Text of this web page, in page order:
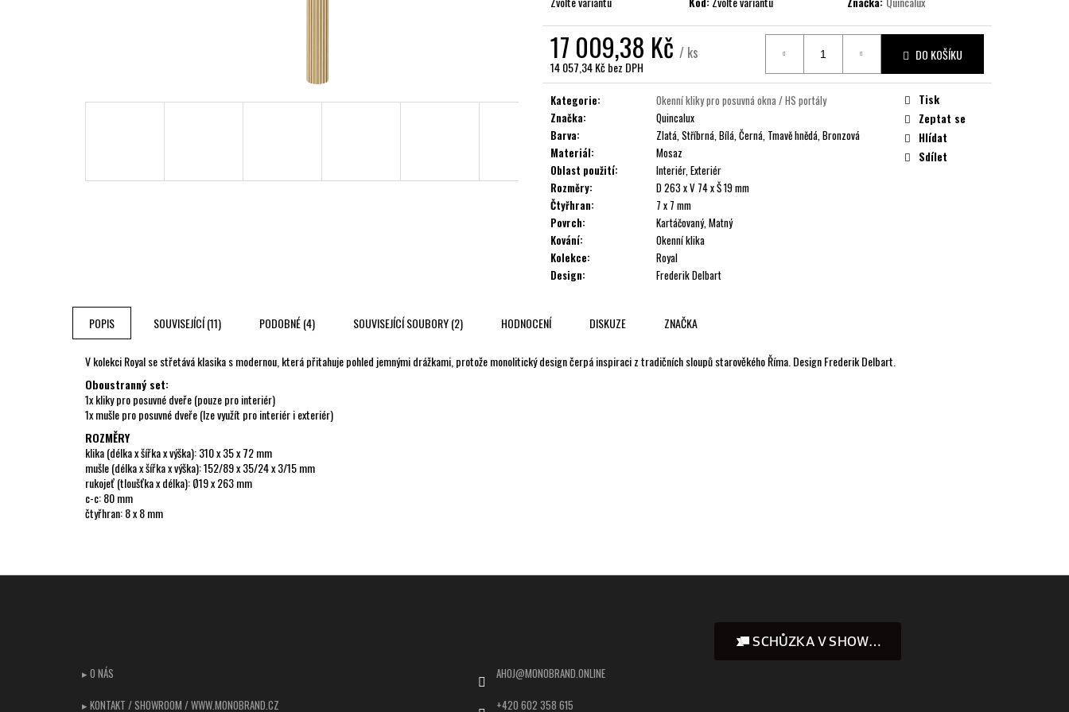
17 009,38 Kč / ks
14 057,34 Kč bez DPH
Měrná
cena:
DO KOŠÍKU
Kategorie:
Okenní kliky pro posuvná okna / HS portály
Značka:
Quincalux
Barva:
Zlatá, Stříbrná, Bílá, Černá, Tmavě hnědá, Bronzová
Materiál:
Mosaz
Oblast použití:
Interiér, Exteriér
Rozměry:
D 263 x V 74 x Š 19 mm
Čtyřhran:
7 x 7 mm
Povrch:
Kartáčovaný, Matný
Kování:
Okenní klika
Kolekce:
Royal
Design: Frederik Delbart
Tisk
Zeptat se
Hlídat
Sdílet
POPIS SOUVISEJÍCÍ (11) PODOBNÉ (4) SOUVISEJÍCÍ SOUBORY (2) HODNOCENÍ DISKUZE ZNAČKA
V kolekci Royal se střetává klasika s modernou, která přitahuje pohled jemnými drážkami, protože monolitický design čerpá inspiraci z tradičních sloupů starověkého Říma. Design Frederik Delbart.
Oboustranný set:
1x kliky pro posuvné dveře (pouze pro interiér)
1x mušle pro posuvné dveře (lze využít pro interiér i exteriér)
ROZMĚRY
klika (délka x šířka x výška): 310 x 35 x 72 mm
mušle (délka x šířka x výška): 152/89 x 35/24 x 3/15 mm
rukojeť (tloušťka x délka): Ø19 x 263 mm
c-c: 80 mm
čtyřhran: 8 x 8 mm
Z
▸ O NÁS
▸ KONTAKT / SHOWROOM / WWW.MONOBRAND.CZ
AHOJ@MONOBRAND.ONLINE
+420 602 358 615
SCHŮZKA V SHOWROOMU